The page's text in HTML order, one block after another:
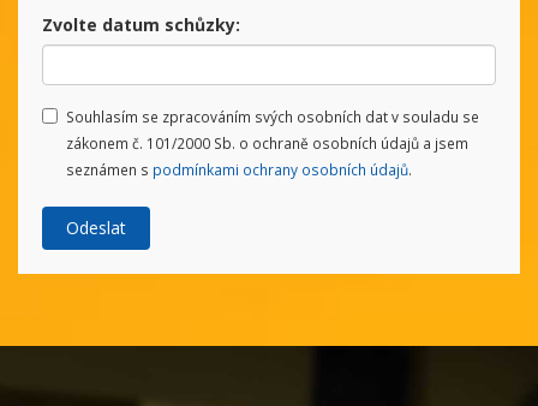
Zvolte datum schůzky:
Souhlasím se zpracováním svých osobních dat v souladu se
zákonem č. 101/2000 Sb. o ochraně osobních údajů a jsem
seznámen s podmínkami ochrany osobních údajů.
Odeslat